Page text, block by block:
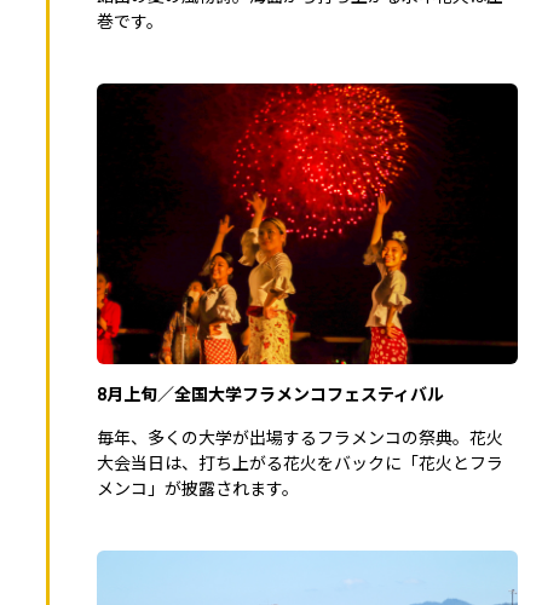
巻です。
8月上旬／全国大学フラメンコフェスティバル
毎年、多くの大学が出場するフラメンコの祭典。花火
大会当日は、打ち上がる花火をバックに「花火とフラ
メンコ」が披露されます。